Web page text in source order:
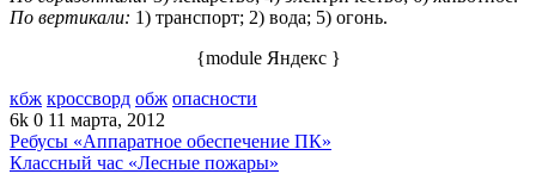
По вертикали: 1) транспорт; 2) вода; 5) огонь.
{module Яндекс }
кбж кроссворд обж опасности
6k 0 11 марта, 2012
Ребусы «Аппаратное обеспечение ПК»
Классный час «Лесные пожары»